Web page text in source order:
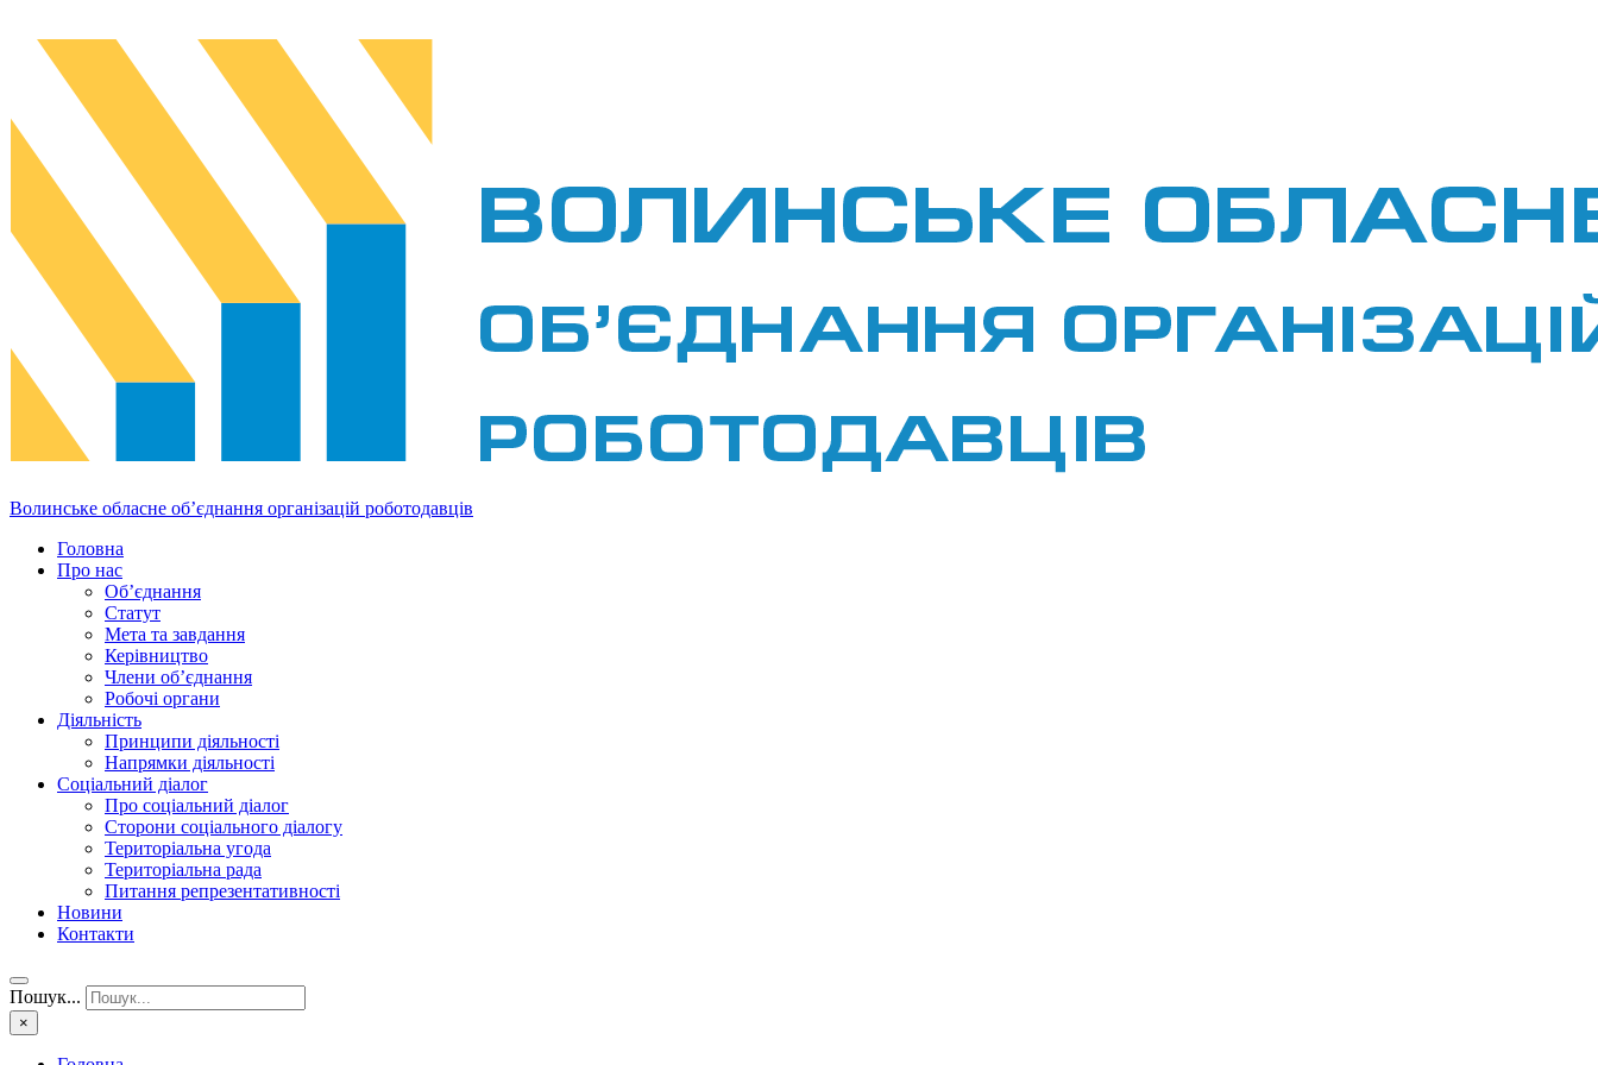
Волинське обласне об’єднання організацій роботодавців
Головна
Про нас
Об’єднання
Статут
Мета та завдання
Керівництво
Члени об’єднання
Робочі органи
Діяльність
Принципи діяльності
Напрямки діяльності
Соціальний діалог
Про соціальний діалог
Сторони соціального діалогу
Територіальна угода
Територіальна рада
Питання репрезентативності
Новини
Контакти
Пошук...
×